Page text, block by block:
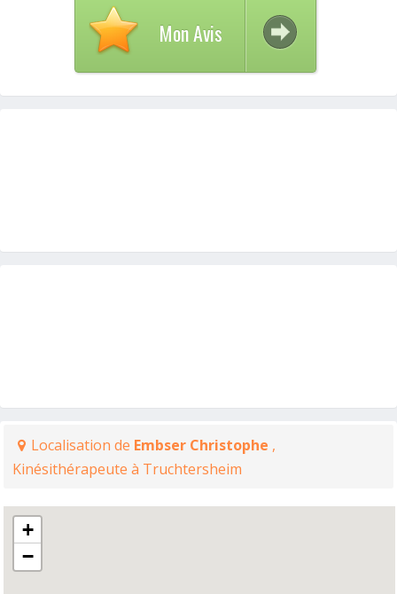
Mon Avis
Localisation de Embser Christophe ,
Kinésithérapeute à Truchtersheim
+
−